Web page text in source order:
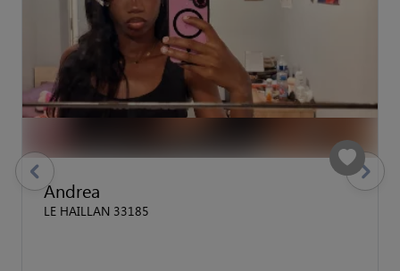
Andrea
LE HAILLAN 33185
previous Suivant